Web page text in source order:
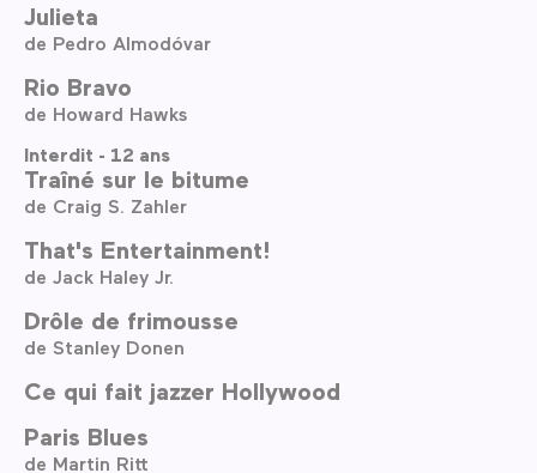
Julieta
de Pedro Almodóvar
Rio Bravo
de Howard Hawks
Interdit - 12 ans
Traîné sur le bitume
de Craig S. Zahler
That's Entertainment!
de Jack Haley Jr.
Drôle de frimousse
de Stanley Donen
Ce qui fait jazzer Hollywood
Paris Blues
de Martin Ritt